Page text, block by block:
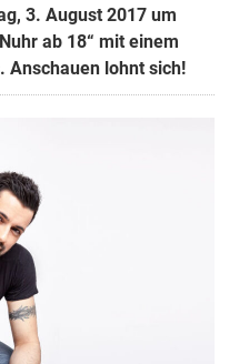
3. August 2017 um
ab 18“ mit einem
Anschauen lohnt sich!